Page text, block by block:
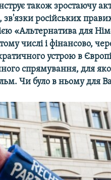
також зростаючу
російських
«Альтернатива для
числі і фінансово,
устрою в Європі
спрямування, для
Чи було в ньому для